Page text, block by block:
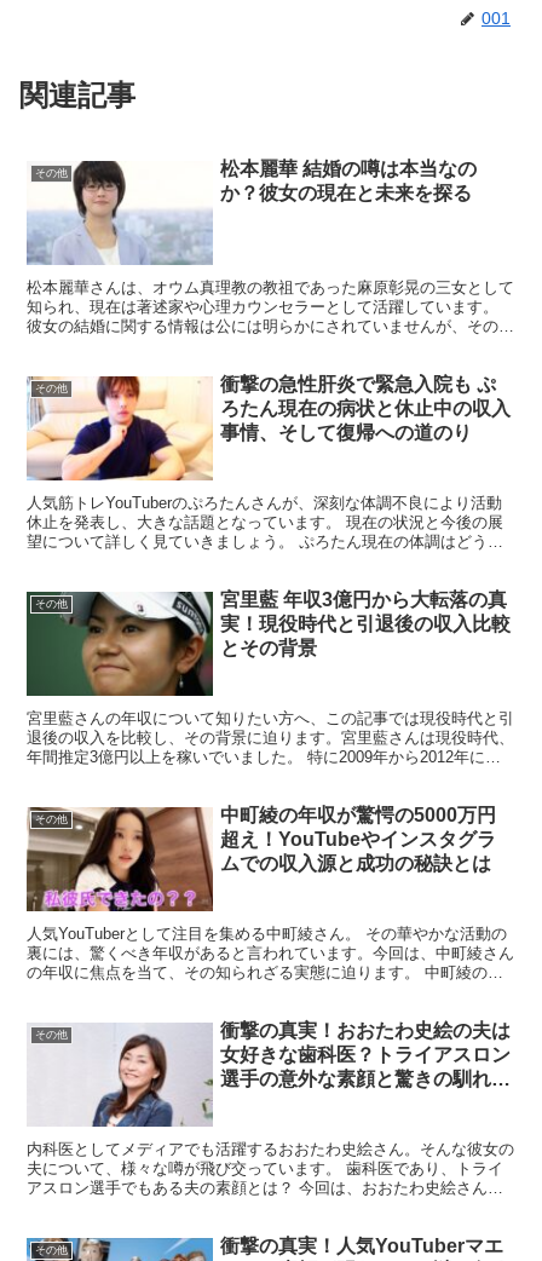
001
関連記事
その他
松本麗華 結婚の噂は本当なの
か？彼女の現在と未来を探る
松本麗華さんは、オウム真理教の教祖であった麻原彰晃の三女として
知られ、現在は著述家や心理カウンセラーとして活躍しています。
彼女の結婚に関する情報は公には明らかにされていませんが、そのプ
その他
衝撃の急性肝炎で緊急入院も ぷ
ろたん現在の病状と休止中の収入
事情、そして復帰への道のり
人気筋トレYouTuberのぷろたんさんが、深刻な体調不良により活動
休止を発表し、大きな話題となっています。 現在の状況と今後の展
望について詳しく見ていきましょう。 ぷろたん現在の体調はどうな
その他
宮里藍 年収3億円から大転落の真
実！現役時代と引退後の収入比較
とその背景
宮里藍さんの年収について知りたい方へ、この記事では現役時代と引
退後の収入を比較し、その背景に迫ります。宮里藍さんは現役時代、
年間推定3億円以上を稼いでいました。 特に2009年から2012年にか
その他
中町綾の年収が驚愕の5000万円
超え！YouTubeやインスタグラ
ムでの収入源と成功の秘訣とは
人気YouTuberとして注目を集める中町綾さん。 その華やかな活動の
裏には、驚くべき年収があると言われています。今回は、中町綾さん
の年収に焦点を当て、その知られざる実態に迫ります。 中町綾の年
その他
衝撃の真実！おおたわ史絵の夫は
女好きな歯科医？トライアスロン
選手の意外な素顔と驚きの馴れ初
内科医としてメディアでも活躍するおおたわ史絵さん。そんな彼女の
夫について、様々な噂が飛び交っています。 歯科医であり、トライ
アスロン選手でもある夫の素顔とは？ 今回は、おおたわ史絵さんの
その他
衝撃の真実！人気YouTuberマエ